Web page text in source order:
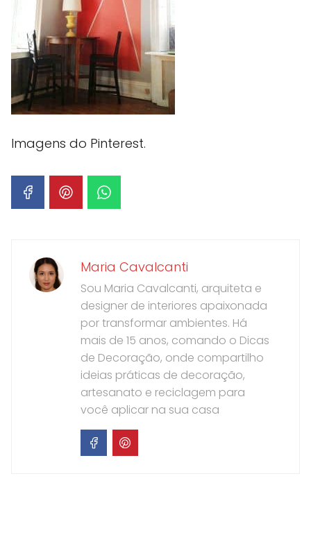
Imagens do Pinterest.
Maria Cavalcanti
Sou Maria Cavalcanti, arquiteta e
designer de interiores apaixonada
por transformar ambientes. Há
mais de 15 anos, comando o Dicas
de Decoração, onde compartilho
ideias práticas de decoração,
artesanato e reciclagem para
você aplicar na sua casa